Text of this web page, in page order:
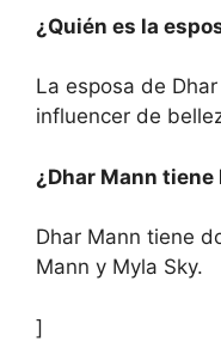
¿Quién es la
La esposa de
influencer de
¿Dhar Mann tiene
Dhar Mann tiene
Mann y Myla Sky.
]